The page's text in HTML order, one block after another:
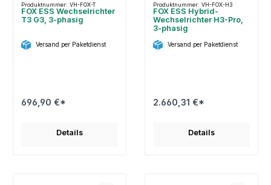
Produktnummer: VH-FOX-T
FOX ESS Wechselrichter
T3 G3, 3-phasig
Versand per Paketdienst
696,90 €*
Details
Produktnummer: VH-FOX-H3
FOX ESS Hybrid-
Wechselrichter H3-Pro,
3-phasig
Versand per Paketdienst
2.660,31 €*
Details